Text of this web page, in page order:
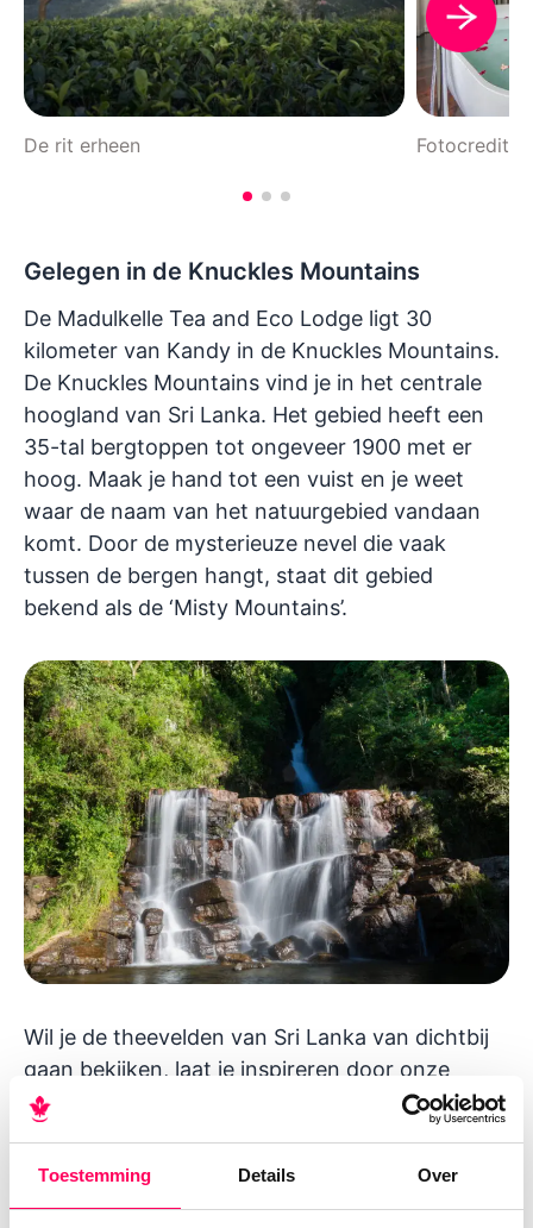
Toestemming Details Over
De rit erheen Fotocredit:
Gelegen in de Knuckles Mountains
De Madulkelle Tea and Eco Lodge ligt 30
kilometer van Kandy in de Knuckles Mountains.
De Knuckles Mountains vind je in het centrale
hoogland van Sri Lanka. Het gebied heeft een
35-tal bergtoppen tot ongeveer 1900 met er
hoog. Maak je hand tot een vuist en je weet
waar de naam van het natuurgebied vandaan
komt. Door de mysterieuze nevel die vaak
tussen de bergen hangt, staat dit gebied
bekend als de ‘Misty Mountains’.
Wil je de theevelden van Sri Lanka van dichtbij
gaan bekijken, laat je inspireren door onze
rondreizen Sri Lanka
. Of vraag de gratisreisgids